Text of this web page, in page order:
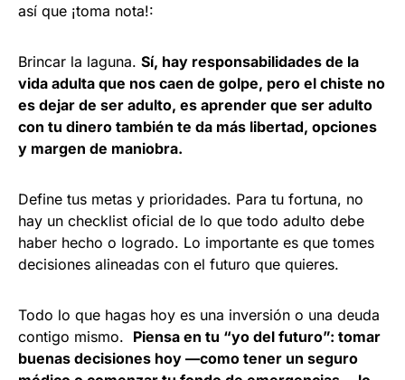
así que ¡toma nota!:
Brincar la laguna. Sí, hay responsabilidades de la
vida adulta que nos caen de golpe, pero el chiste no
es dejar de ser adulto, es aprender que ser adulto
con tu dinero también te da más libertad, opciones
y margen de maniobra.
Define tus metas y prioridades. Para tu fortuna, no
hay un checklist oficial de lo que todo adulto debe
haber hecho o logrado. Lo importante es que tomes
decisiones alineadas con el futuro que quieres.
Todo lo que hagas hoy es una inversión o una deuda
contigo mismo. Piensa en tu “yo del futuro”: tomar
buenas decisiones hoy —como tener un seguro